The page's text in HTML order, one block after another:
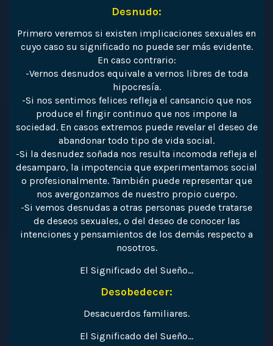
Desnudo:
Primero veremos si existen implicaciones sexuales en
cuyo caso su significado no puede ser más evidente.
En caso contrario:
-Vernos desnudos equivale a vernos libres de toda
hipocresía.
-Si nos sentimos felices refleja el cansancio que nos
produce el fingir continuo que nos impone la
sociedad. En casos extremos puede revelar el deseo de
abandonar todo tipo de vida social.
-Si la desnudez soñada nos resulta incomoda refleja el
desamparo, la impotencia que experimentamos social
o profesionalmente. También puede representar que
nos avergonzamos de nuestro propio cuerpo.
-Si vemos desnudas a otras personas puede tratarse
de deseos sexuales, o del deseo de conocer las
intenciones y pensamientos de los demás respecto a
nosotros.
El Significado del Sueño…
Desobedecer:
Desacuerdos familiares.
El Significado del Sueño…